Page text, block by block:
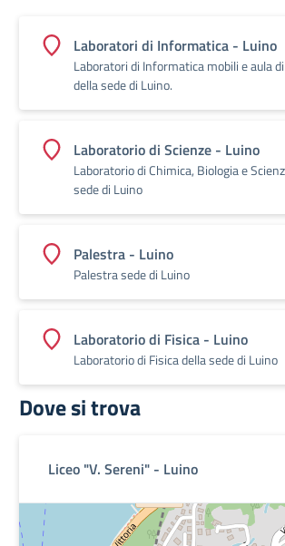
Laboratori di Informatica - Luino
Laboratori di Informatica mobili e aula
della sede di Luino.
Laboratorio di Scienze - Luino
Laboratorio di Chimica, Biologia e
sede di Luino
Palestra - Luino
Palestra sede di Luino
Laboratorio di Fisica - Luino
Laboratorio di Fisica della sede di Luino
Dove si trova
Liceo "V. Sereni" - Luino